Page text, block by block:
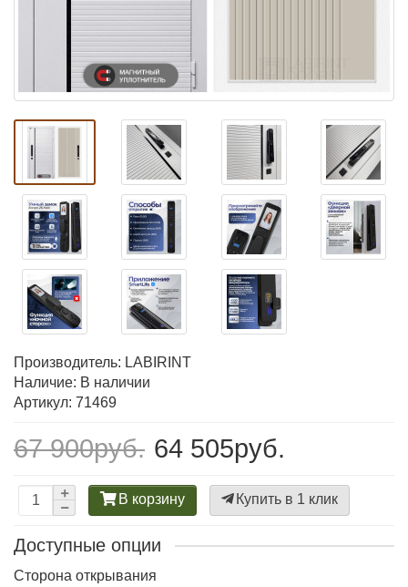
Производитель: LABIRINT
Наличие: В наличии
Артикул: 71469
67 900руб. 64 505руб.
В корзину Купить в 1 клик
Доступные опции
Сторона открывания